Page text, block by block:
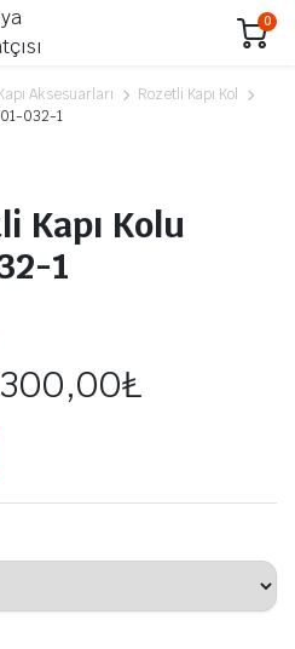
0
Aksesuarları
Rozetli Kapı Kol
032-1
Kapı Kolu
1
₺